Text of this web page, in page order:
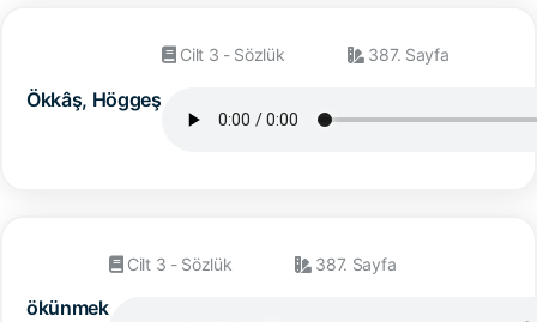
Ökkâş, Höggeş
Cilt 3 - Sözlük 387. Sayfa
ökünmek
Cilt 3 - Sözlük 387. Sayfa